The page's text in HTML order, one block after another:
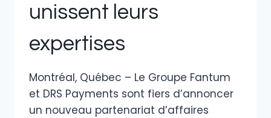
unissent leurs
expertises
Montréal, Québec – Le Groupe Fantum
et DRS Payments sont fiers d’annoncer
un nouveau partenariat d’affaires